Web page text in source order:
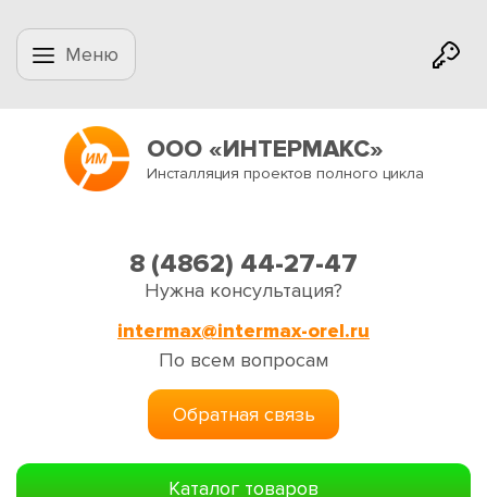
Меню
ООО «ИНТЕРМАКС»
Инсталляция проектов полного цикла
8 (4862) 44-27-47
Нужна консультация?
intermax@intermax-orel.ru
По всем вопросам
Обратная связь
Каталог товаров